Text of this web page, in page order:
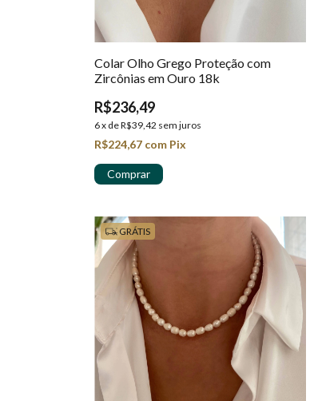
Colar Olho Grego Proteção com
Zircônias em Ouro 18k
R$236,49
6x deR$39,42 sem juros
R$224,67 com Pix
GRÁTIS